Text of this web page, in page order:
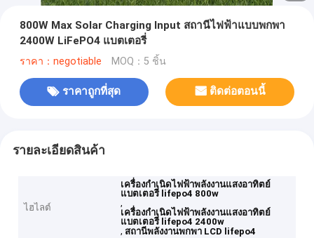
800W Max Solar Charging Input สถานีไฟฟ้าแบบพกพา
2400W LiFePO4 แบตเตอรี่
ราคา：negotiable MOQ：5 ชิ้น
ราคาถูกที่สุด ติดต่อตอนนี้
รายละเอียดสินค้า
ไฮไลต์
เครื่องกำเนิดไฟฟ้าพลังงานแสงอาทิตย์
แบตเตอรี่ lifepo4 800w
,
เครื่องกำเนิดไฟฟ้าพลังงานแสงอาทิตย์
แบตเตอรี่ lifepo4 2400w
,สถานีพลังงานพกพา LCD lifepo4